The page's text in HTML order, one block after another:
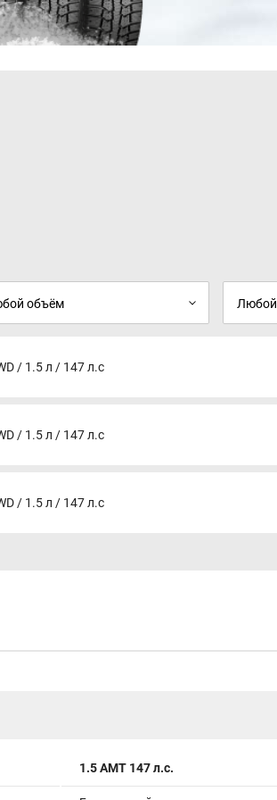
/ 1.5 л / 147 л.с
/ 1.5 л / 147 л.с
/ 1.5 л / 147 л.с
1.5 AMT 147 л.с.